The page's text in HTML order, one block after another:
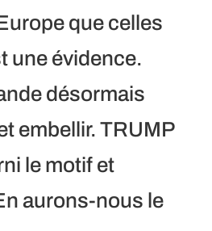
que celles
une évidence.
désormais
embellir. TRUMP
le motif et
aurons-nous le